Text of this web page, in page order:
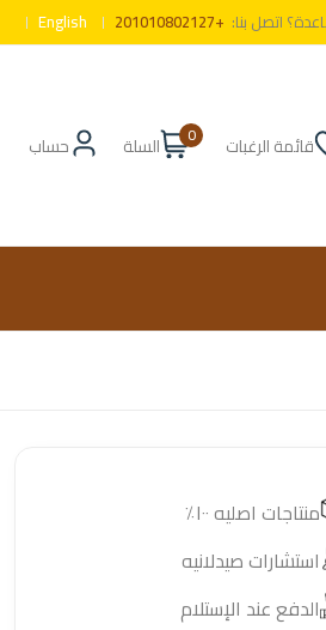
اتصل بنا: +201010802127
English
قائمة الرغبات 0 السلة حساب
منتاجات اصليه ١٠٠٪؜
استشارات صيدلانيه
الدفع عند الإستلام